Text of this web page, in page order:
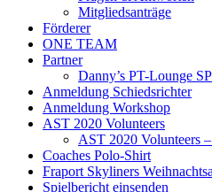
Mitgliedsanträge
Förderer
ONE TEAM
Partner
Danny’s PT-Lounge
Anmeldung Schiedsrichter
Anmeldung Workshop
AST 2020 Volunteers
AST 2020 Volunteers
Coaches Polo-Shirt
Fraport Skyliners
Spielbericht einsenden